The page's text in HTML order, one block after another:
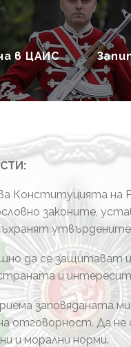
в ЦАИС
Конституцията на
законите,
да се защитават
и
заповяданата
отговорност. Да
и морални норми.